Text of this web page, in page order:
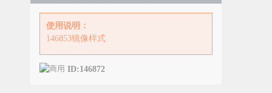
使用说明：
146853镜像样式
ID:146872